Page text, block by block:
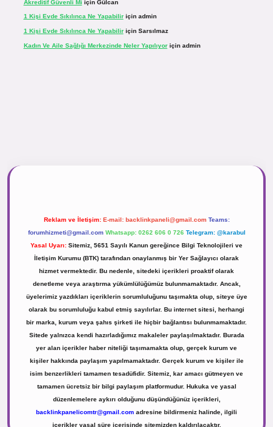
Akreditif Güvenli Mi için Gülcan
1 Kişi Evde Sıkılınca Ne Yapabiliriçin admin
1 Kişi Evde Sıkılınca Ne Yapabiliriçin Sarsılmaz
Kadın Ve Aile Sağlığı Merkezinde Neler Yapılıyoriçin admin
Reklam ve İletişim: E-mail: backlinkpaneli@gmail.com Teams:
forumhizmeti@gmail.com Whatsapp: 0262 606 0 726 Telegram: @karabul
Yasal Uyarı: Sitemiz, 5651 Sayılı Kanun gereğince Bilgi Teknolojileri ve
İletişim Kurumu (BTK) tarafından onaylanmış bir Yer Sağlayıcı olarak
hizmet vermektedir. Bu nedenle, sitedeki içerikleri proaktif olarak
denetleme veya araştırma yükümlülüğümüz bulunmamaktadır. Ancak,
üyelerimiz yazdıkları içeriklerin sorumluluğunu taşımakta olup, siteye üye
olarak bu sorumluluğu kabul etmiş sayılırlar. Bu internet sitesi, herhangi
bir marka, kurum veya şahıs şirketi ile hiçbir bağlantısı bulunmamaktadır.
Sitede yalnızca kendi hazırladığımız makaleler paylaşılmaktadır. Burada
yer alan içerikler haber niteliği taşımamakta olup, gerçek kurum ve
kişiler hakkında paylaşım yapılmamaktadır. Gerçek kurum ve kişiler ile
isim benzerlikleri tamamen tesadüfidir. Sitemiz, kar amacı gütmeyen ve
tamamen ücretsiz bir bilgi paylaşım platformudur. Hukuka ve yasal
düzenlemelere aykırı olduğunu düşündüğünüz içerikleri,
backlinkpanelicomtr@gmail.com adresine bildirmeniz halinde, ilgili
içerikler yasal süre içerisinde sitemizden kaldırılacaktır.